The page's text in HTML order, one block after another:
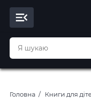
Головна Книги для